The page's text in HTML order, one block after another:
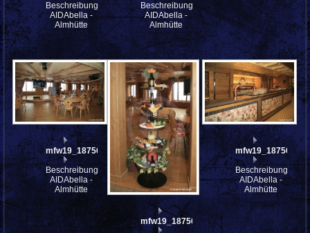
Beschreibung:
AIDAbella -
Almhütte
Beschreibung:
AIDAbella -
Almhütte
mfw19_187566
Beschreibung:
AIDAbella -
Almhütte
mfw19_187565
mfw19_187564
Beschreibung:
AIDAbella -
Almhütte